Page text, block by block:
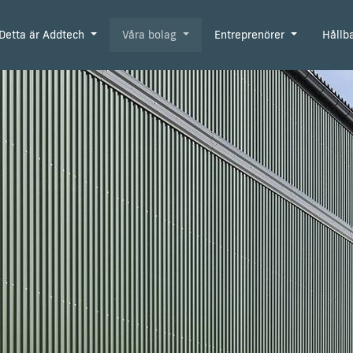
Detta är Addtech Våra bolag Entreprenörer